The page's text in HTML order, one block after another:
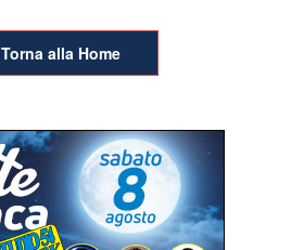
Torna alla Home